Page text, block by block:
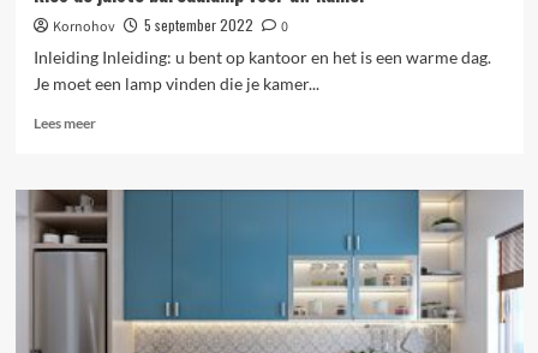
Kornohov 5 september 2022
0
Inleiding Inleiding: u bent op kantoor en het is een warme dag.
Je moet een lamp vinden die je kamer...
Lees meerLees
Kies
de
bureaulamp
kamer